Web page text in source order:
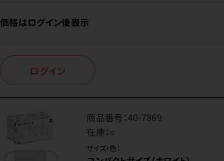
価格はログイン後表示
ログイン
商品番号：40-7869
在庫：○
サイズ・色：